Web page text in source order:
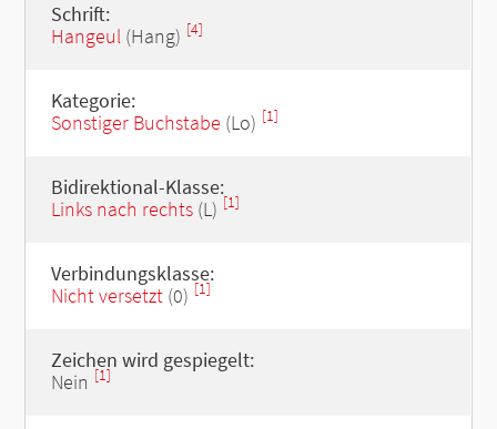
Schrift:
Hangeul(Hang) [4]
Kategorie:
Sonstiger Buchstabe (Lo) [1]
Bidirektional-Klasse:
Links nach rechts(L) [1]
Verbindungsklasse:
Nicht versetzt(0) [1]
Zeichen wird gespiegelt:
Nein [1]